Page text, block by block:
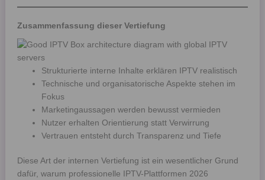
Zusammenfassung dieser Vertiefung
Strukturierte interne Inhalte erklären IPTV realistisch
Technische und organisatorische Aspekte stehen im
Fokus
Marketingaussagen werden bewusst vermieden
Nutzer erhalten Orientierung statt Verwirrung
Vertrauen entsteht durch Transparenz und Tiefe
Diese Art der internen Vertiefung ist ein wesentlicher Grund
dafür, warum professionelle IPTV-Plattformen 2026